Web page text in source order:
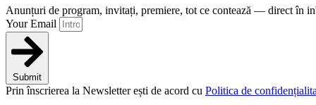
Anunțuri de program, invitați, premiere, tot ce contează — direct în
Your Email
Submit
Prin înscrierea la Newsletter ești de acord cu Politica de